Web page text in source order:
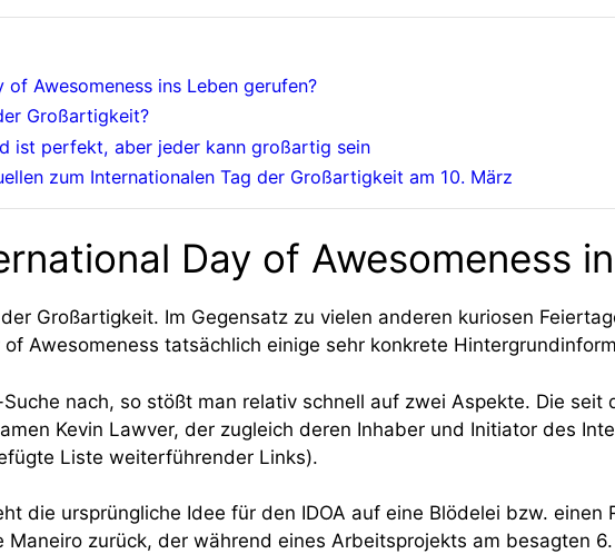
Awesomeness ins Leben gerufen?
Großartigkeit?
ist perfekt, aber jeder kann großartig sein
zum Internationalen Tag der Großartigkeit am 10. März
Day of Awesomeness
Großartigkeit. Im Gegensatz zu vielen anderen kuriosen
Awesomeness tatsächlich einige sehr konkrete
nach, so stößt man relativ schnell auf zwei Aspekte. Die
Kevin Lawver, der zugleich deren Inhaber und Initiator des
Liste weiterführender Links).
die ursprüngliche Idee für den IDOA auf eine Blödelei bzw. einen
Maneiro zurück, der während eines Arbeitsprojekts am besagten